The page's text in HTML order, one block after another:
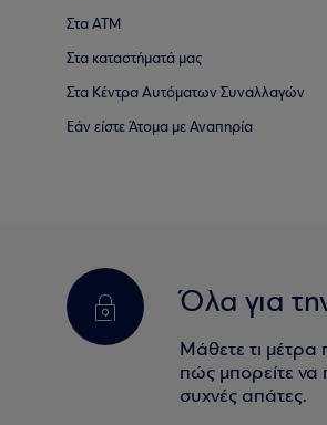
Στα ΑΤΜ
Στα καταστήματά μας
Στα Κέντρα Αυτόματων Συναλλαγών
Εάν είστε Άτομα με Αναπηρία
Όλα για
Μάθετε τι μέτρα
πώς μπορείτε να
συχνές απάτες.